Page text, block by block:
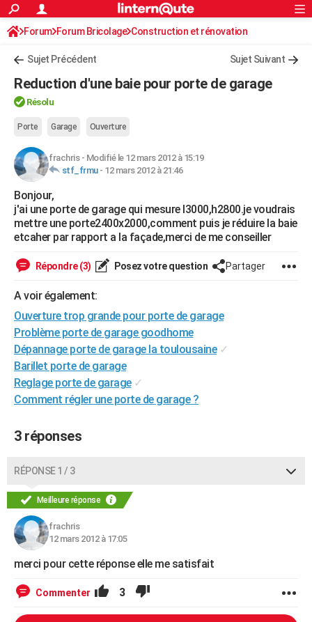
ACTUALITÉS
Politique
Société
Faits Divers
Education
Monde
Villes
+
Programme TV
TNTStreaming
Cinéma
Sorties cinéma
Musique
+FINANCE
Retraite
Impôts
Epargne
Immobilier
Risques naturels par ville
Banque
Assurance
Crédit
AUTO
Essais
Réserver un essai
Citadines
Berlines
SUV
Forum auto
+
HIGH-TECH
Mobiles
Meilleur smartphone
Internet
Ordinateurs
Jeux vidéo
Guide high-tech
Forum
Aménagement intérieur
Extérieur
Cuisine
Salle de bains
Jardinage
Rangement
WEEK-END
Guides de France
Escapades
Patrimoine
Expositions
Musées
Week-end nature
+LIFESTYLE
Art de vivre
Bien-être
Loisirs
Mode
Modes de vie
SANTE
Alimentation
Guide de la santé
Maladies
Médicaments
Sommeil
VOYAGE
Destinations
City break
Voyage nature
Voyage de noces
Forum
Climat
+PHOTO
GUIDES D'ACHAT
BONS PLANS
Carte de Noël
Carte Bonne année
Carte Saint-Valentin
Carte Pâques
Carte d'anniversaire
DICTIONNAIRE
Dictionnaire
Biographies
Citations
Expressions
Proverbes
PROGRAMME TV
COPAINS D'AVANT
S'inscrire
Se connecter
Lycées
Collèges
Primaires
Universités
Entreprises
Service militaire
Avis de recherche
AVIS DE DÉCÈS
Rechercher
S'inscrire
Connexion
Forum Forum Bricolage Construction et rénovation
Sujet Précédent Sujet Suivant
Reduction d'une baie pour porte de garage
Résolu
Porte Garage Ouverture
frachris- Modifié le 12 mars 2012 à 15:19
stf_frmu- 12 mars 2012 à 21:46
Bonjour,
j'ai une porte de garage qui mesure l3000,h2800.je voudrais
mettre une porte2400x2000,comment puis je réduire la baie
etcaher par rapport a la façade,merci de me conseiller
Répondre (3) Posez votre question Partager
A voir également:
Ouverture trop grande pour porte de garage
Problème porte de garage goodhome
Dépannage porte de garage la toulousaine ✓
Barillet porte de garage
Reglage porte de garage ✓
Comment régler une porte de garage ?
3 réponses
RÉPONSE 1 / 3
Meilleure réponse
frachris
12 mars 2012 à 17:05
merci pour cette réponse elle me satisfait
Commenter 3